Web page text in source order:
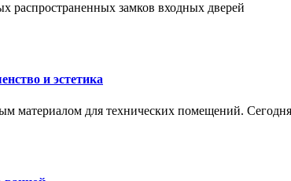
распространенных замков входных дверей
и эстетика
материалом для технических помещений.